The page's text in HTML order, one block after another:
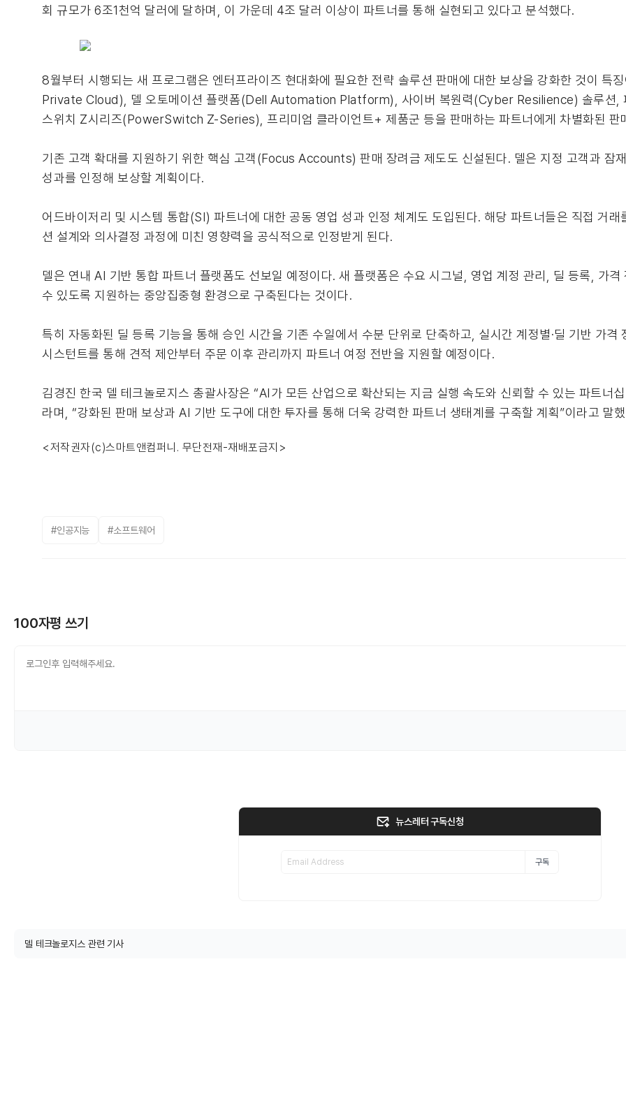
회 규모가 6조1천억 달러에 달하며, 이 가운데 4조 달러 이상이 파트너를 통해 실현되고 있다고 분석했다.
8월부터 시행되는 새 프로그램은 엔터프라이즈 현대화에 필요한 전략 솔루션 판매에 대한 보상을 강화한 것이 특
Private Cloud), 델 오토메이션 플랫폼(Dell Automation Platform), 사이버 복원력(Cyber Resilience) 솔루션
스위치 Z시리즈(PowerSwitch Z-Series), 프리미엄 클라이언트+ 제품군 등을 판매하는 파트너에게 차별화된 판
기존 고객 확대를 지원하기 위한 핵심 고객(Focus Accounts) 판매 장려금 제도도 신설된다. 델은 지정 고객과 잠
성과를 인정해 보상할 계획이다.
어드바이저리 및 시스템 통합(SI) 파트너에 대한 공동 영업 성과 인정 체계도 도입된다. 해당 파트너들은 직접 거
션 설계와 의사결정 과정에 미친 영향력을 공식적으로 인정받게 된다.
델은 연내 AI 기반 통합 파트너 플랫폼도 선보일 예정이다. 새 플랫폼은 수요 시그널, 영업 계정 관리, 딜 등록, 가
수 있도록 지원하는 중앙집중형 환경으로 구축된다는 것이다.
특히 자동화된 딜 등록 기능을 통해 승인 시간을 기존 수일에서 수분 단위로 단축하고, 실시간 계정별·딜 기반 가격
시스턴트를 통해 견적 제안부터 주문 이후 관리까지 파트너 여정 전반을 지원할 예정이다.
김경진 한국 델 테크놀로지스 총괄사장은 “AI가 모든 산업으로 확산되는 지금 실행 속도와 신뢰할 수 있는 파트너
라며, “강화된 판매 보상과 AI 기반 도구에 대한 투자를 통해 더욱 강력한 파트너 생태계를 구축할 계획”이라고 말
<저작권자(c)스마트앤컴퍼니. 무단전재-재배포금지>
#인공지능 #소프트웨어
100자평 쓰기
뉴스레터 구독신청
구독
델 테크놀로지스 관련 기사